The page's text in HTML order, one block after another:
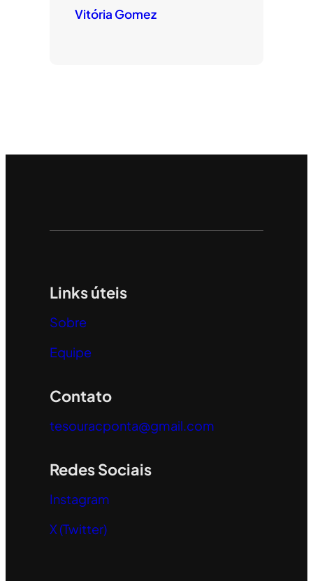
Vitória Gomez
Links úteis
Sobre
Equipe
Contato
tesouracponta@gmail.com
Redes Sociais
Instagram
X (Twitter)